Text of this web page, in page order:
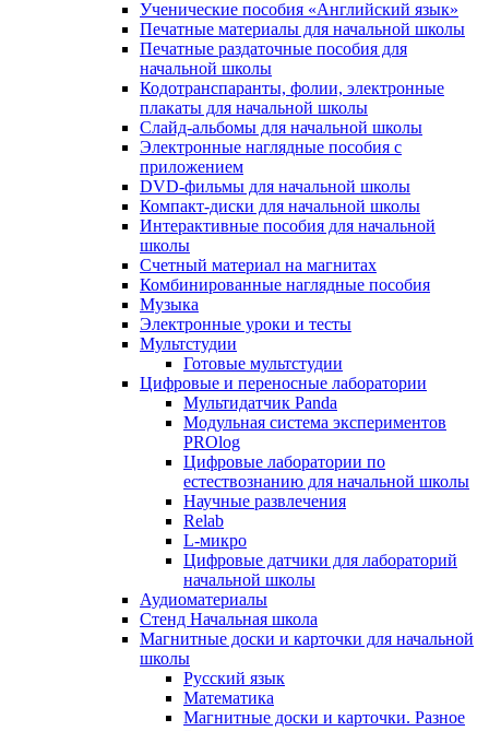
Ученические пособия «Английский язык»
Печатные материалы для начальной школы
Печатные раздаточные пособия для
начальной школы
Кодотранспаранты, фолии, электронные
плакаты для начальной школы
Слайд-альбомы для начальной школы
Электронные наглядные пособия с
приложением
DVD-фильмы для начальной школы
Компакт-диски для начальной школы
Интерактивные пособия для начальной
школы
Счетный материал на магнитах
Комбинированные наглядные пособия
Музыка
Электронные уроки и тесты
Мультстудии
Готовые мультстудии
Цифровые и переносные лаборатории
Мультидатчик Panda
Модульная система экспериментов
PROlog
Цифровые лаборатории по
естествознанию для начальной школы
Научные развлечения
Relab
L-микро
Цифровые датчики для лабораторий
начальной школы
Аудиоматериалы
Стенд Начальная школа
Магнитные доски и карточки для начальной
школы
Русский язык
Математика
Магнитные доски и карточки. Разное